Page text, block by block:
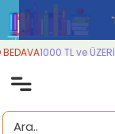
1000 TL ve ÜZERİ